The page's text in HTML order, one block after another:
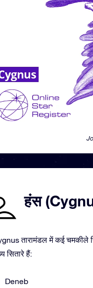
हंस
तारामंडल में कई चमकीले
सितारे हैं:
Deneb